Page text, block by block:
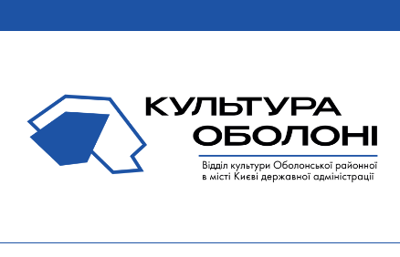
Культура Оболоні